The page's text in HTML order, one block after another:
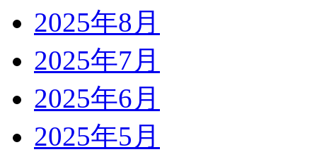
2025年8月
2025年7月
2025年6月
2025年5月